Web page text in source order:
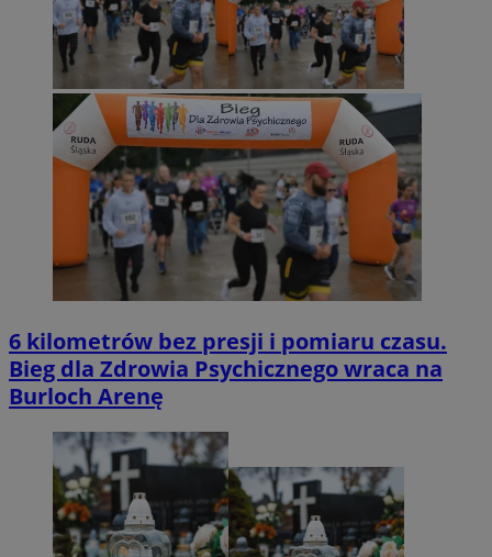
6 kilometrów bez presji i pomiaru czasu.
Bieg dla Zdrowia Psychicznego wraca na
Burloch Arenę